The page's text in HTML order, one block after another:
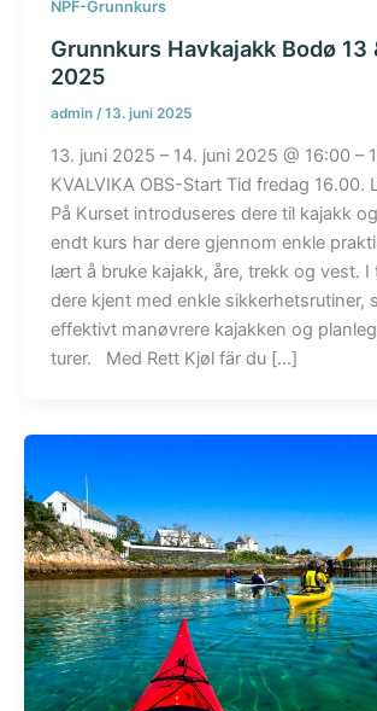
NPF-Grunnkurs
Grunnkurs Havkajakk Bodø 13
2025
admin /13. juni 2025
13. juni 2025 – 14. juni 2025 @ 16:00 –
KVALVIKA OBS-Start Tid fredag 16.00.
På Kurset introduseres dere til kajakk
endt kurs har dere gjennom enkle
lært å bruke kajakk, åre, trekk og vest. I
dere kjent med enkle sikkerhetsrutiner,
effektivt manøvrere kajakken og
turer. Med Rett Kjøl fär du […]